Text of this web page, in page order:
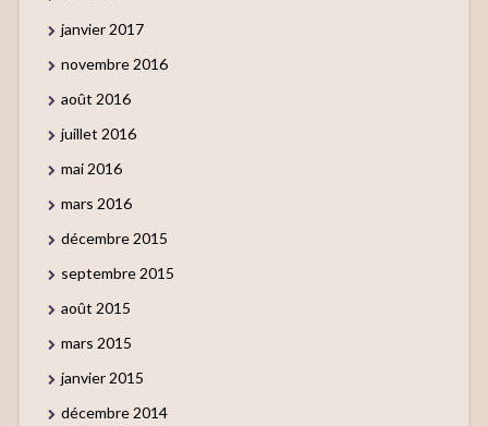
janvier 2017
novembre 2016
août 2016
juillet 2016
mai 2016
mars 2016
décembre 2015
septembre 2015
août 2015
mars 2015
janvier 2015
décembre 2014